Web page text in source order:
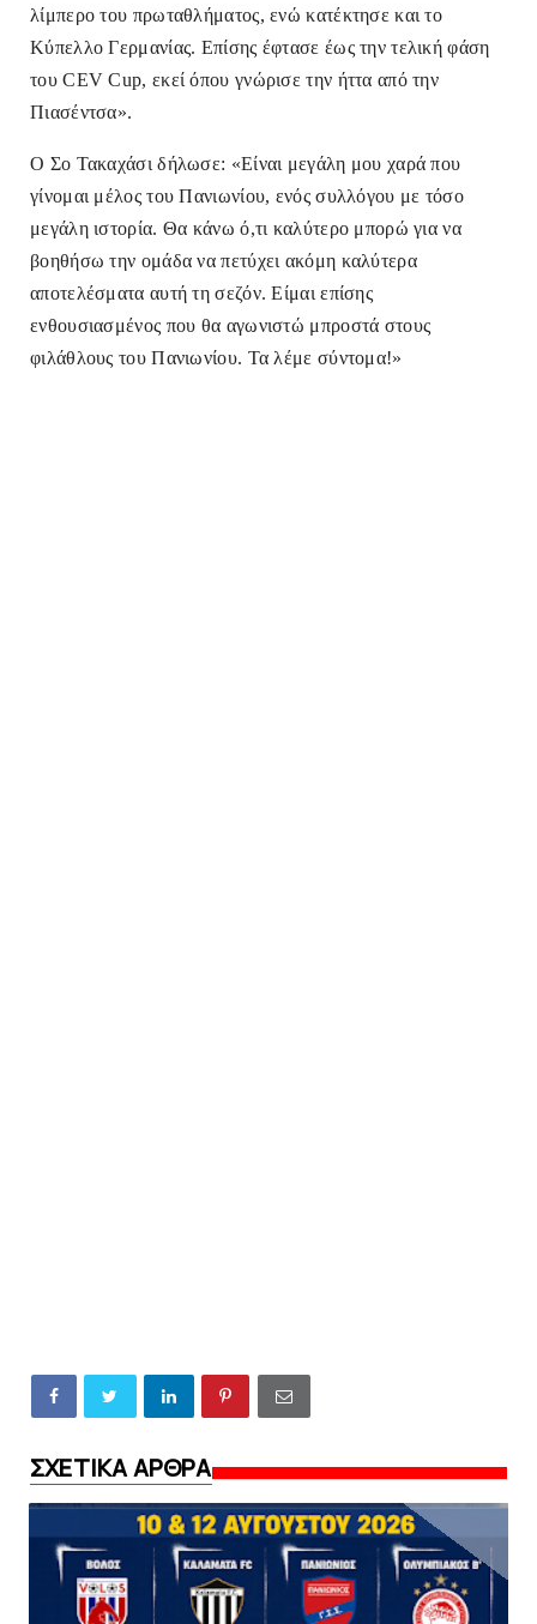
λίμπερο του πρωταθλήματος, ενώ κατέκτησε και το
Κύπελλο Γερμανίας. Επίσης έφτασε έως την τελική φάση
του CEV Cup, εκεί όπου γνώρισε την ήττα από την
Πιασέντσα».
Ο Σο Τακαχάσι δήλωσε: «Είναι μεγάλη μου χαρά που
γίνομαι μέλος του Πανιωνίου, ενός συλλόγου με τόσο
μεγάλη ιστορία. Θα κάνω ό,τι καλύτερο μπορώ για να
βοηθήσω την ομάδα να πετύχει ακόμη καλύτερα
αποτελέσματα αυτή τη σεζόν. Είμαι επίσης
ενθουσιασμένος που θα αγωνιστώ μπροστά στους
φιλάθλους του Πανιωνίου. Τα λέμε σύντομα!»
ΣΧΕΤΙΚΑ ΑΡΘΡΑ